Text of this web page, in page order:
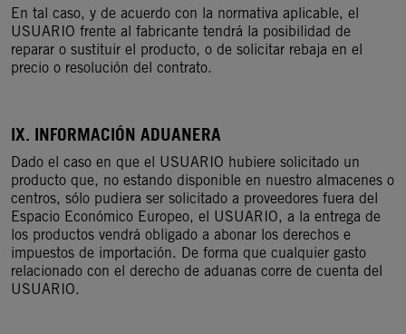
En tal caso, y de acuerdo con la normativa aplicable, el
USUARIO frente al fabricante tendrá la posibilidad de
reparar o sustituir el producto, o de solicitar rebaja en el
precio o resolución del contrato.
IX. INFORMACIÓN ADUANERA
Dado el caso en que el USUARIO hubiere solicitado un
producto que, no estando disponible en nuestro almacenes o
centros, sólo pudiera ser solicitado a proveedores fuera del
Espacio Económico Europeo, el USUARIO, a la entrega de
los productos vendrá obligado a abonar los derechos e
impuestos de importación. De forma que cualquier gasto
relacionado con el derecho de aduanas corre de cuenta del
USUARIO.